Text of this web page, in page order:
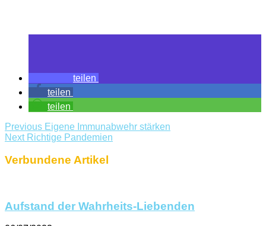
teilen
teilen
teilen
Previous Eigene Immunabwehr stärken
NextRichtige Pandemien
Verbundene Artikel
Aufstand der Wahrheits-Liebenden